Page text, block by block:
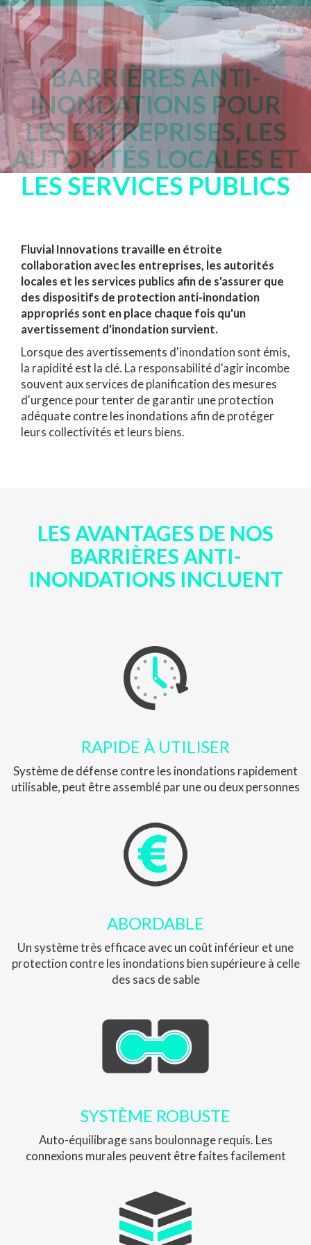
BARRIÈRES ANTI-
INONDATIONS POUR
LES ENTREPRISES, LES
AUTORITÉS LOCALES ET
LES SERVICES PUBLICS
Fluvial Innovations travaille en étroite
collaboration avec les entreprises, les autorités
locales et les services publics afin de s'assurer que
des dispositifs de protection anti-inondation
appropriés sont en place chaque fois qu'un
avertissement d'inondation survient.
Lorsque des avertissements d'inondation sont émis,
la rapidité est la clé. La responsabilité d'agir incombe
souvent aux services de planification des mesures
d'urgence pour tenter de garantir une protection
adéquate contre les inondations afin de protéger
leurs collectivités et leurs biens.
LES AVANTAGES DE NOS
BARRIÈRES ANTI-
INONDATIONS INCLUENT
RAPIDE À UTILISER
Système de défense contre les inondations rapidement
utilisable, peut être assemblé par une ou deux personnes
ABORDABLE
Un système très efficace avec un coût inférieur et une
protection contre les inondations bien supérieure à celle
des sacs de sable
SYSTÈME ROBUSTE
Auto-équilibrage sans boulonnage requis. Les
connexions murales peuvent être faites facilement